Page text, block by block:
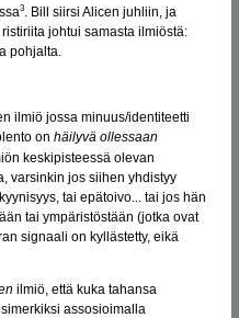
3. Bill siirsi Alicen juhliin, ja
johtui samasta ilmiöstä:
pohjalta.
ilmiö jossa minuus/identiteetti
on häilyvä ollessaan
keskipisteessä olevan
varsinkin jos siihen yhdistyy
tai epätoivo... tai jos hän
tai ympäristöstään (jotka ovat
signaali on kyllästetty, eikä
ilmiö, että kuka tahansa
assosioimalla